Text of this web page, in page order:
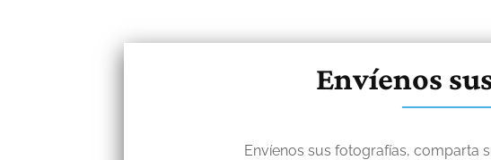
Envíenos
Envíenos sus fotografías, comparta